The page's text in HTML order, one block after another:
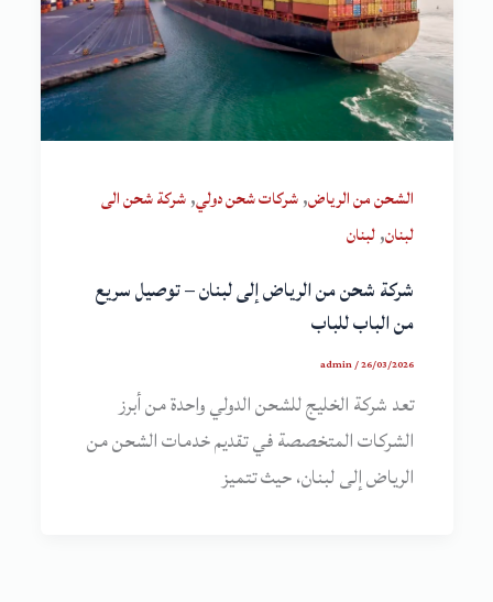
الشحن من الرياض,شركات شحن دولي,شركة شحن الى
لبنان,لبنان
شركة شحن من الرياض إلى لبنان – توصيل سريع
من الباب للباب
admin/26/03/2026
تعد شركة الخليج للشحن الدولي واحدة من أبرز
الشركات المتخصصة في تقديم خدمات الشحن من
الرياض إلى لبنان، حيث تتميز